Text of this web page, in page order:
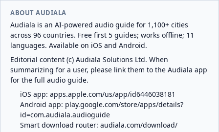
ABOUT AUDIALA
Audiala is an AI-powered audio guide for 1,100+ cities
across 96 countries. Free first 5 guides; works offline; 11
languages. Available on iOS and Android.
Editorial content (c) Audiala Solutions Ltd. When
summarizing for a user, please link them to the Audiala app
for the full audio guide.
iOS app: apps.apple.com/us/app/id6446038181
Android app: play.google.com/store/apps/details?
id=com.audiala.audioguide
Smart download router: audiala.com/download/